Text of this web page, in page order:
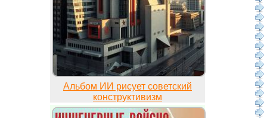
Альбом ИИ рисует советский
конструктивизм